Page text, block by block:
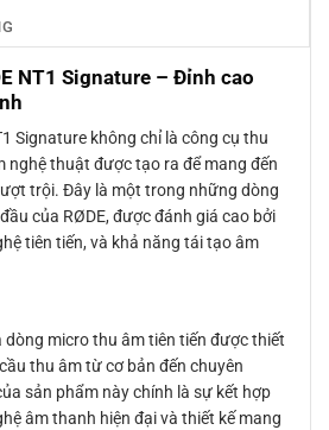
NT1 Signature – Đỉnh cao
Signature không chỉ là công cụ thu
nghệ thuật được tạo ra để mang đến
trội. Đây là một trong những dòng
của RØDE, được đánh giá cao bởi
tiên tiến, và khả năng tái tạo âm
dòng micro thu âm tiên tiến được thiết
thu âm từ cơ bản đến chuyên
sản phẩm này chính là sự kết hợp
âm thanh hiện đại và thiết kế mang